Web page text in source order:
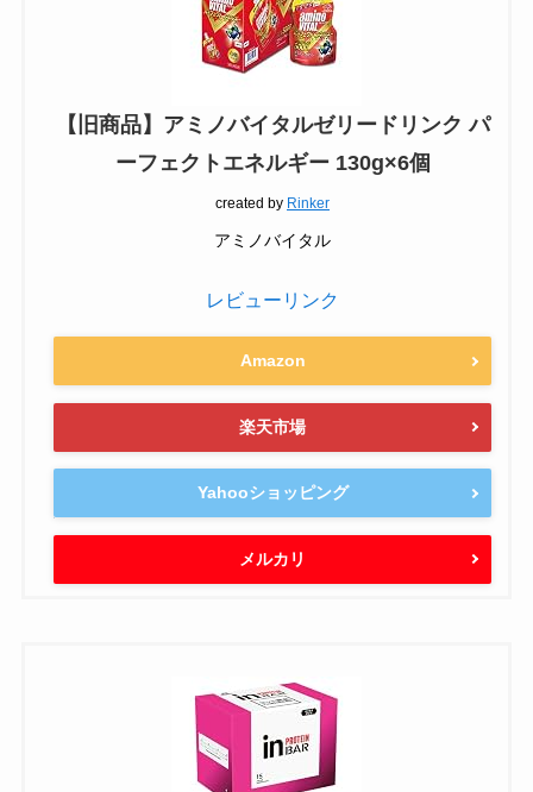
【旧商品】アミノバイタルゼリードリンク パ
ーフェクトエネルギー 130g×6個
created by Rinker
アミノバイタル
レビューリンク
Amazon
楽天市場
Yahooショッピング
メルカリ